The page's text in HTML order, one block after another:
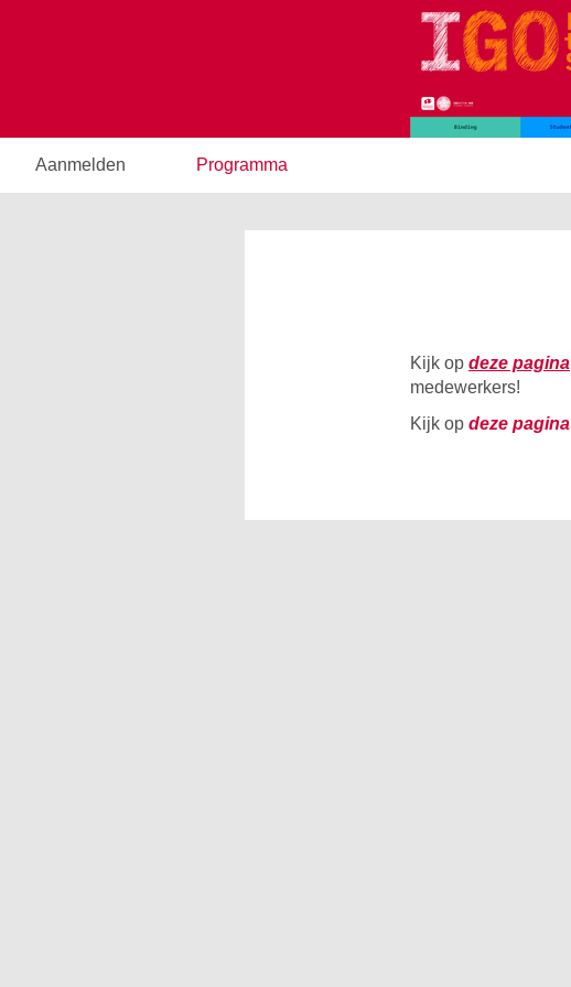
Aanmelden Programma
Kijk op deze pagina
medewerkers!
Kijk op deze pagina